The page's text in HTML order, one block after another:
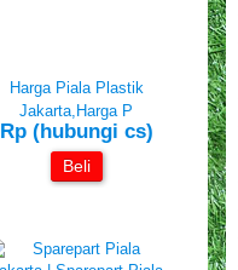
Harga Piala Plastik
Jakarta,Harga P
Rp (hubungi cs)
Beli